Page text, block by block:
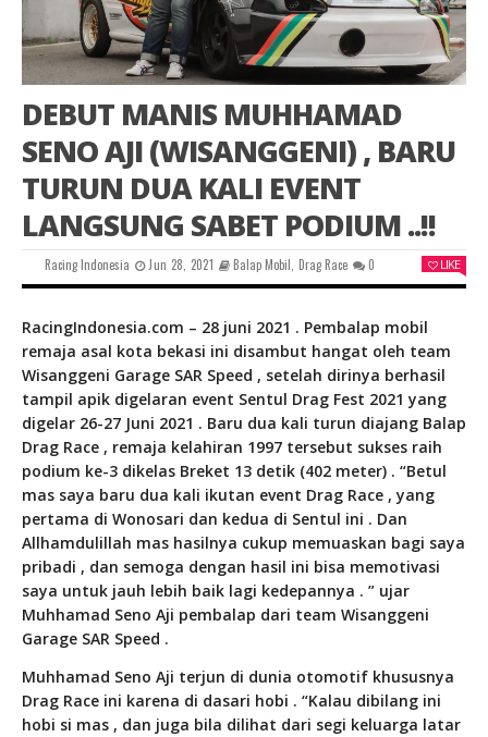
DEBUT MANIS MUHHAMAD
SENO AJI (WISANGGENI) , BARU
TURUN DUA KALI EVENT
LANGSUNG SABET PODIUM ..!!
Racing Indonesia Jun 28, 2021 Balap Mobil, Drag Race 0 LIKE
RacingIndonesia.com – 28 juni 2021 . Pembalap mobil
remaja asal kota bekasi ini disambut hangat oleh team
Wisanggeni Garage SAR Speed , setelah dirinya berhasil
tampil apik digelaran event Sentul Drag Fest 2021 yang
digelar 26-27 Juni 2021 . Baru dua kali turun diajang Balap
Drag Race , remaja kelahiran 1997 tersebut sukses raih
podium ke-3 dikelas Breket 13 detik (402 meter) . “Betul
mas saya baru dua kali ikutan event Drag Race , yang
pertama di Wonosari dan kedua di Sentul ini . Dan
Allhamdulillah mas hasilnya cukup memuaskan bagi saya
pribadi , dan semoga dengan hasil ini bisa memotivasi
saya untuk jauh lebih baik lagi kedepannya . ” ujar
Muhhamad Seno Aji pembalap dari team Wisanggeni
Garage SAR Speed .
Muhhamad Seno Aji terjun di dunia otomotif khususnya
Drag Race ini karena di dasari hobi . “Kalau dibilang ini
hobi si mas , dan juga bila dilihat dari segi keluarga latar